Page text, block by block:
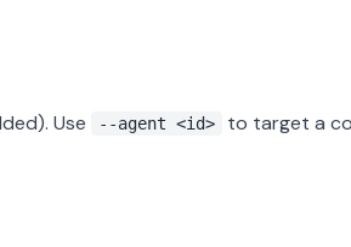
Use --agent <id>
to target a